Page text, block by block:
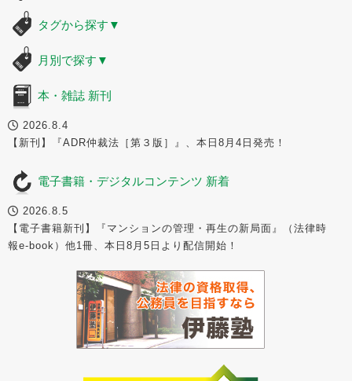
タグから探す ▼
月別で探す ▼
本・雑誌 新刊
2026.8.4
【新刊】『ADR仲裁法［第３版］』、本日8月4日発売！
電子書籍・デジタルコンテンツ 新着
2026.8.5
【電子書籍新刊】『マンションの管理・再生の新局面』（法律時
報e-book）他1冊、本日8月5日より配信開始！